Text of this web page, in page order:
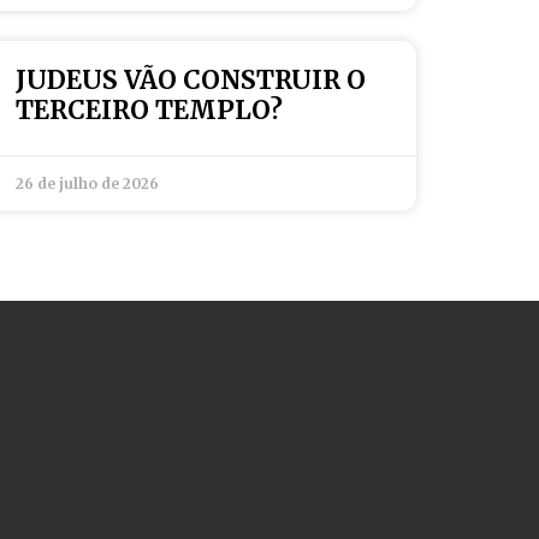
JUDEUS VÃO CONSTRUIR O
TERCEIRO TEMPLO?
26 de julho de 2026